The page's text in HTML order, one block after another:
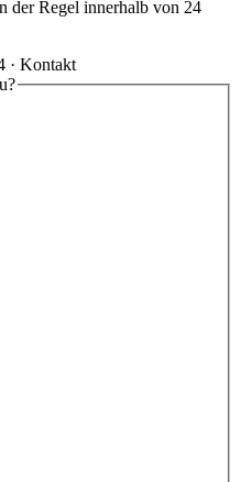
der Regel innerhalb von 24
· Kontakt